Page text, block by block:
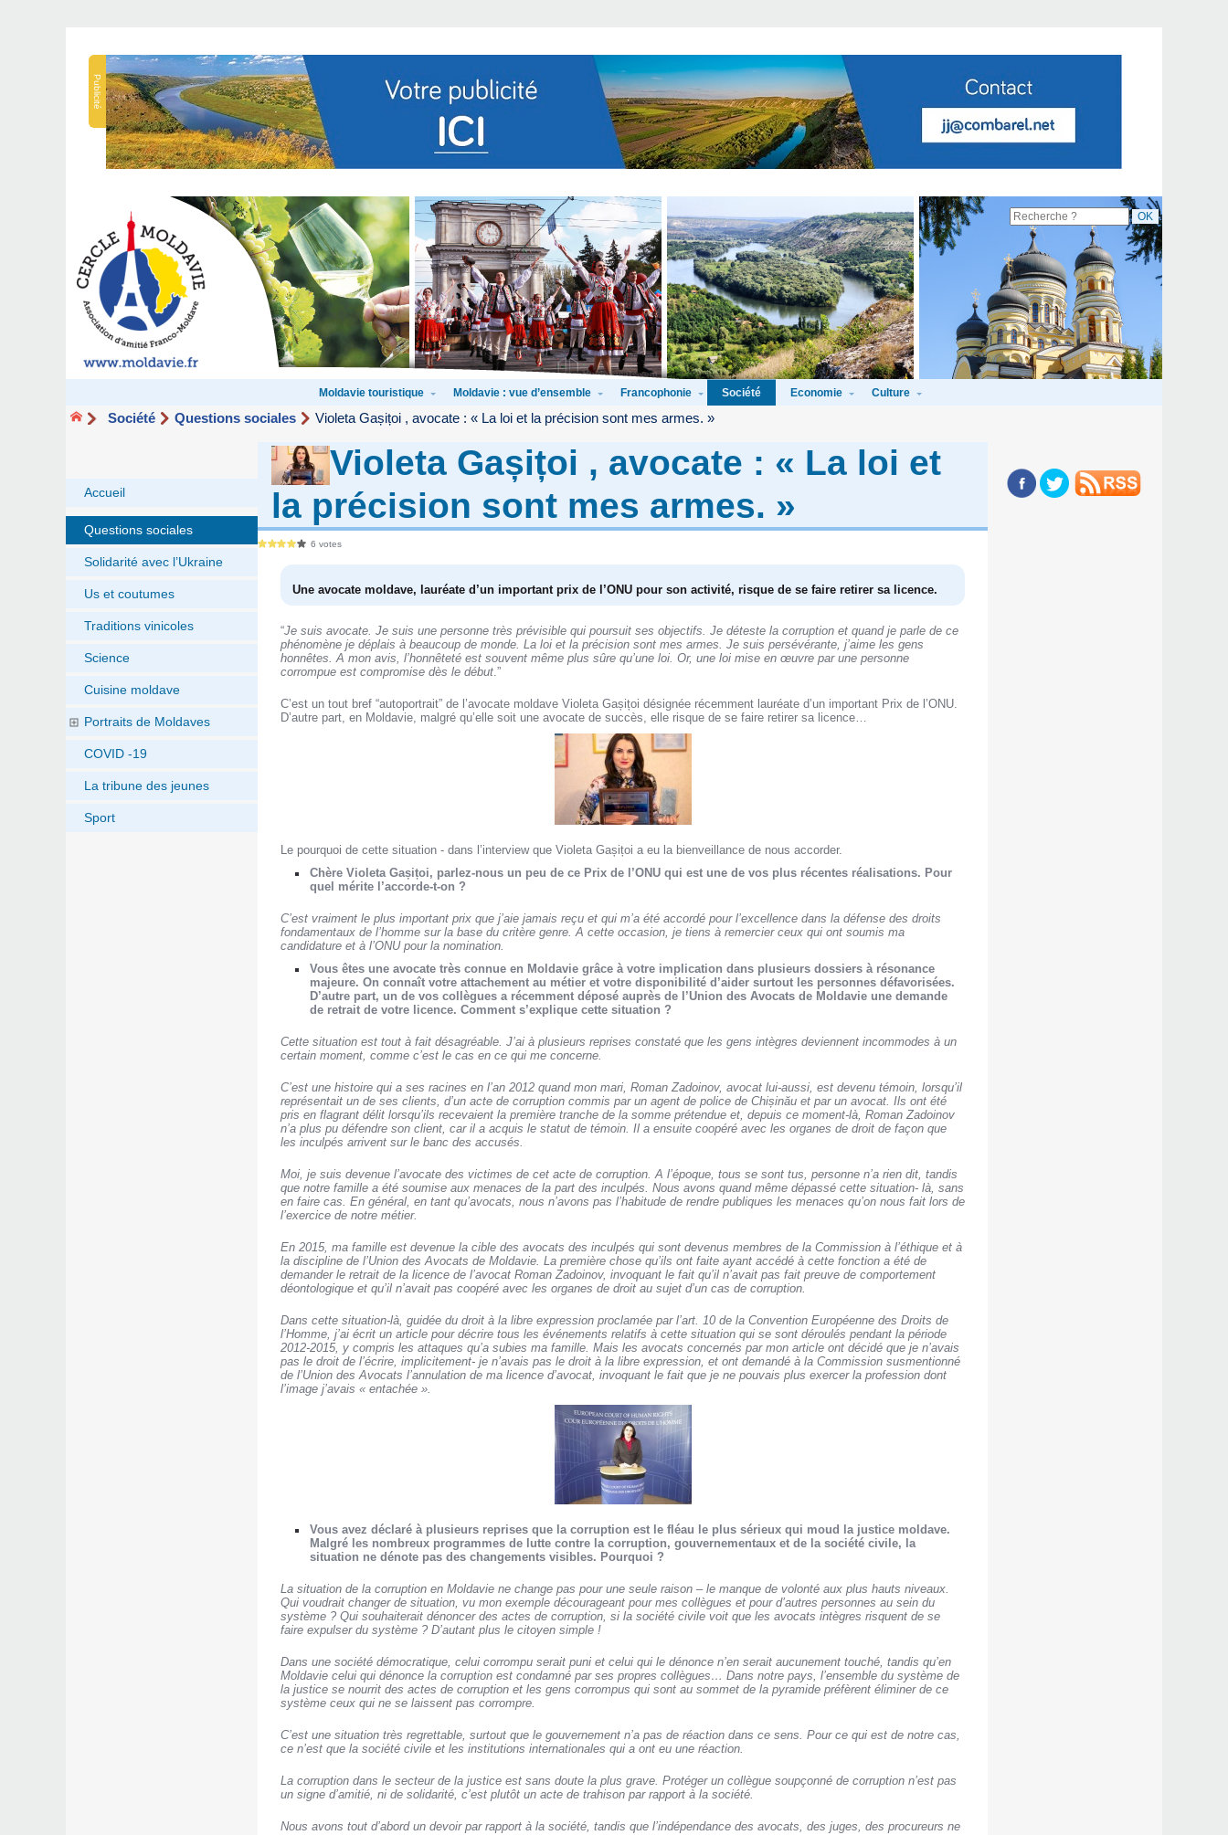
Publicité
Moldavie touristique Moldavie : vue d’ensemble Francophonie Société Economie Culture
Société Questions sociales Violeta Gașițoi , avocate : « La loi et la précision sont mes armes. »
Violeta Gașițoi , avocate : « La loi et
la précision sont mes armes. »
6 votes
Une avocate moldave, lauréate d’un important prix de l’ONU pour son activité, risque de se faire retirer sa licence.
“Je suis avocate. Je suis une personne très prévisible qui poursuit ses objectifs. Je déteste la corruption et quand je parle de ce
phénomène je déplais à beaucoup de monde. La loi et la précision sont mes armes. Je suis persévérante, j’aime les gens
honnêtes. A mon avis, l’honnêteté est souvent même plus sûre qu’une loi. Or, une loi mise en œuvre par une personne
corrompue est compromise dès le début.”
C’est un tout bref “autoportrait” de l’avocate moldave Violeta Gașițoi désignée récemment lauréate d’un important Prix de l’ONU.
D’autre part, en Moldavie, malgré qu’elle soit une avocate de succès, elle risque de se faire retirer sa licence…
Le pourquoi de cette situation - dans l’interview que Violeta Gașițoi a eu la bienveillance de nous accorder.
Chère Violeta Gașițoi, parlez-nous un peu de ce Prix de l’ONU qui est une de vos plus récentes réalisations. Pour
quel mérite l’accorde-t-on ?
C’est vraiment le plus important prix que j’aie jamais reçu et qui m’a été accordé pour l’excellence dans la défense des droits
fondamentaux de l’homme sur la base du critère genre. A cette occasion, je tiens à remercier ceux qui ont soumis ma
candidature et à l’ONU pour la nomination.
Vous êtes une avocate très connue en Moldavie grâce à votre implication dans plusieurs dossiers à résonance
majeure. On connaît votre attachement au métier et votre disponibilité d’aider surtout les personnes défavorisées.
D’autre part, un de vos collègues a récemment déposé auprès de l’Union des Avocats de Moldavie une demande
de retrait de votre licence. Comment s’explique cette situation ?
Cette situation est tout à fait désagréable. J’ai à plusieurs reprises constaté que les gens intègres deviennent incommodes à un
certain moment, comme c’est le cas en ce qui me concerne.
C’est une histoire qui a ses racines en l’an 2012 quand mon mari, Roman Zadoinov, avocat lui-aussi, est devenu témoin, lorsqu’il
représentait un de ses clients, d’un acte de corruption commis par un agent de police de Chișinău et par un avocat. Ils ont été
pris en flagrant délit lorsqu’ils recevaient la première tranche de la somme prétendue et, depuis ce moment-là, Roman Zadoinov
n’a plus pu défendre son client, car il a acquis le statut de témoin. Il a ensuite coopéré avec les organes de droit de façon que
les inculpés arrivent sur le banc des accusés.
Moi, je suis devenue l’avocate des victimes de cet acte de corruption. A l’époque, tous se sont tus, personne n’a rien dit, tandis
que notre famille a été soumise aux menaces de la part des inculpés. Nous avons quand même dépassé cette situation- là, sans
en faire cas. En général, en tant qu’avocats, nous n’avons pas l’habitude de rendre publiques les menaces qu’on nous fait lors de
l’exercice de notre métier.
En 2015, ma famille est devenue la cible des avocats des inculpés qui sont devenus membres de la Commission à l’éthique et à
la discipline de l’Union des Avocats de Moldavie. La première chose qu’ils ont faite ayant accédé à cette fonction a été de
demander le retrait de la licence de l’avocat Roman Zadoinov, invoquant le fait qu’il n’avait pas fait preuve de comportement
déontologique et qu’il n’avait pas coopéré avec les organes de droit au sujet d’un cas de corruption.
Dans cette situation-là, guidée du droit à la libre expression proclamée par l’art. 10 de la Convention Européenne des Droits de
l’Homme, j’ai écrit un article pour décrire tous les événements relatifs à cette situation qui se sont déroulés pendant la période
2012-2015, y compris les attaques qu’a subies ma famille. Mais les avocats concernés par mon article ont décidé que je n’avais
pas le droit de l’écrire, implicitement- je n’avais pas le droit à la libre expression, et ont demandé à la Commission susmentionné
de l’Union des Avocats l’annulation de ma licence d’avocat, invoquant le fait que je ne pouvais plus exercer la profession dont
l’image j’avais « entachée ».
Vous avez déclaré à plusieurs reprises que la corruption est le fléau le plus sérieux qui moud la justice moldave.
Malgré les nombreux programmes de lutte contre la corruption, gouvernementaux et de la société civile, la
situation ne dénote pas des changements visibles. Pourquoi ?
La situation de la corruption en Moldavie ne change pas pour une seule raison – le manque de volonté aux plus hauts niveaux.
Qui voudrait changer de situation, vu mon exemple décourageant pour mes collègues et pour d’autres personnes au sein du
système ? Qui souhaiterait dénoncer des actes de corruption, si la société civile voit que les avocats intègres risquent de se
faire expulser du système ? D’autant plus le citoyen simple !
Dans une société démocratique, celui corrompu serait puni et celui qui le dénonce n’en serait aucunement touché, tandis qu’en
Moldavie celui qui dénonce la corruption est condamné par ses propres collègues… Dans notre pays, l’ensemble du système de
la justice se nourrit des actes de corruption et les gens corrompus qui sont au sommet de la pyramide préfèrent éliminer de ce
système ceux qui ne se laissent pas corrompre.
C’est une situation très regrettable, surtout que le gouvernement n’a pas de réaction dans ce sens. Pour ce qui est de notre cas,
ce n’est que la société civile et les institutions internationales qui a ont eu une réaction.
La corruption dans le secteur de la justice est sans doute la plus grave. Protéger un collègue soupçonné de corruption n’est pas
un signe d’amitié, ni de solidarité, c’est plutôt un acte de trahison par rapport à la société.
Nous avons tout d’abord un devoir par rapport à la société, tandis que l’indépendance des avocats, des juges, des procureurs ne
Accueil
Questions sociales
Solidarité avec l’Ukraine
Us et coutumes
Traditions vinicoles
Science
Cuisine moldave
Portraits de Moldaves
COVID -19
La tribune des jeunes
Sport